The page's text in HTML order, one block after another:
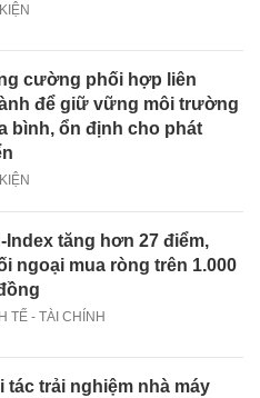
cường phối hợp liên
để giữ vững môi trường
bình, ổn định cho phát
Index tăng hơn 27 điểm,
ngoại mua ròng trên 1.000
TẾ - TÀI CHÍNH
tác trải nghiệm nhà máy